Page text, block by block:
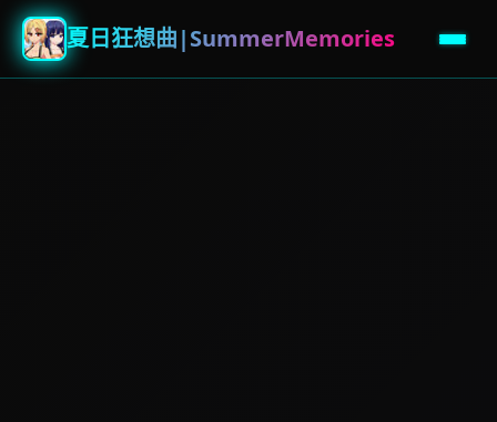
夏日狂想曲|SummerMemories